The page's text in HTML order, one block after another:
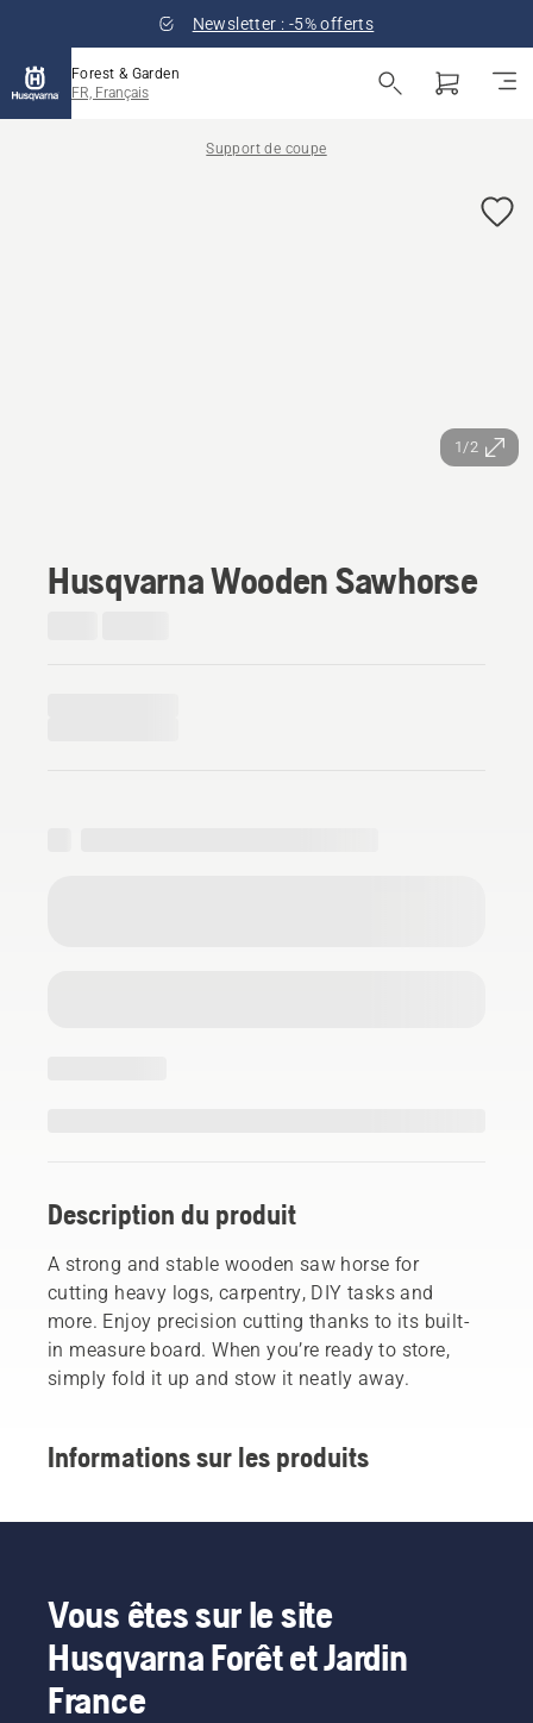
Newsletter : -5% offerts
Forest & Garden
FR, Français
Support de coupe
1/2
Husqvarna Wooden Sawhorse
Description du produit
A strong and stable wooden saw horse for
cutting heavy logs, carpentry, DIY tasks and
more. Enjoy precision cutting thanks to its built-
in measure board. When you’re ready to store,
simply fold it up and stow it neatly away.
Informations sur les produits
Vous êtes sur le site
Husqvarna Forêt et Jardin
France